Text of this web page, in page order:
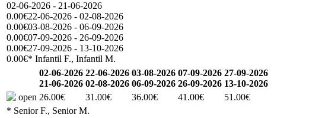
02-06-2026 - 21-06-2026
0.00€22-06-2026 - 02-08-2026
0.00€03-08-2026 - 06-09-2026
0.00€07-09-2026 - 26-09-2026
0.00€27-09-2026 - 13-10-2026
0.00€* Infantil F., Infantil M.
02-06-2026
21-06-2026
22-06-2026
02-08-2026
03-08-2026
06-09-2026
07-09-2026
26-09-2026
27-09-2026
13-10-2026
open 26.00€ 31.00€ 36.00€ 41.00€
51.00€
* Senior F., Senior M.